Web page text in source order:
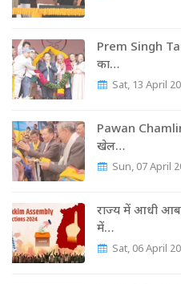
Prem Singh
का…
Sat, 13 April
Pawan
खेल…
Sun, 07 April
राज्‍य में आधी
में…
Sat, 06 April